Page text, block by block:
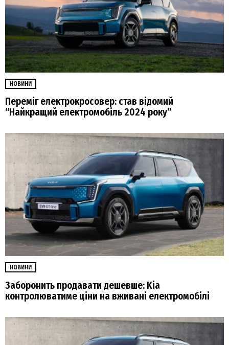
НОВИНИ
Переміг електрокросовер: став відомий
“Найкращий електромобіль 2024 року”
НОВИНИ
Заборонить продавати дешевше: Kia
контролюватиме ціни на вживані електромобілі